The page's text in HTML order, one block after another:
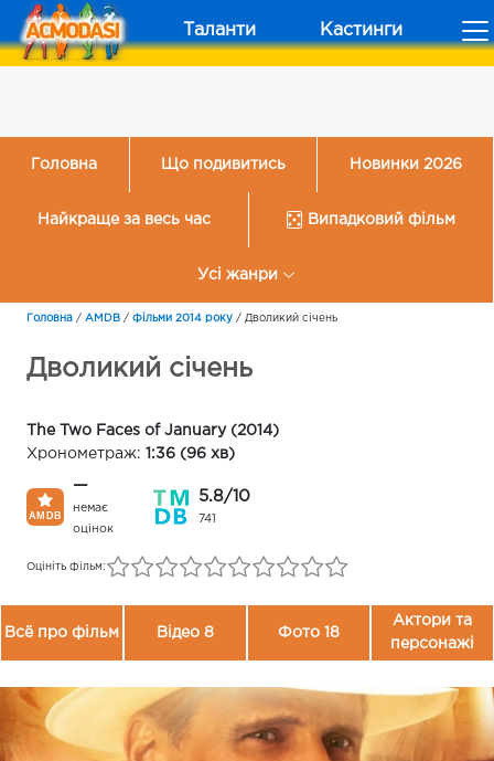
Таланти Кастинги
Головна Що подивитись Новинки 2026
Найкраще за весь час Випадковий фільм
Усі жанри
Головна / AMDB / Фільми 2014 року / Дволикий січень
Дволикий січень
The Two Faces of January (2014)
Хронометраж: 1:36 (96 хв)
—
немає
оцінок
5.8/10
741
Оцініть фільм:
Всё про фільм Відео 8 Фото 18
Актори та
персонажі